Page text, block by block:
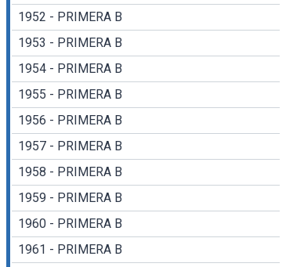
1952 - PRIMERA B
1953 - PRIMERA B
1954 - PRIMERA B
1955 - PRIMERA B
1956 - PRIMERA B
1957 - PRIMERA B
1958 - PRIMERA B
1959 - PRIMERA B
1960 - PRIMERA B
1961 - PRIMERA B